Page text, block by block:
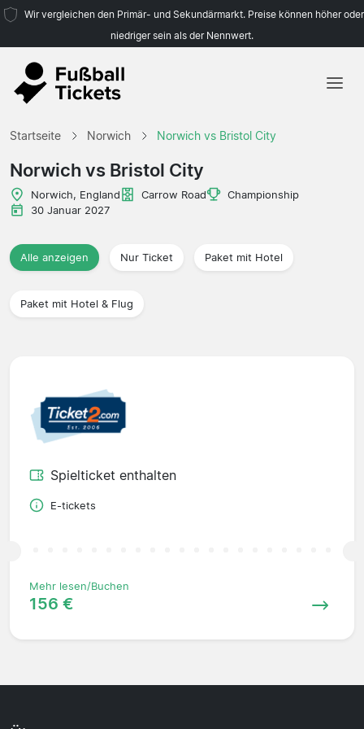
Wir vergleichen den Primär- und Sekundärmarkt. Preise können höher oder
niedriger sein als der Nennwert.
Ligen
Startseite Norwich Norwich vs Bristol City
Norwich vs Bristol City
Norwich, England Carrow Road
Championship
30 Januar 2027
Alle anzeigen Nur Ticket Paket mit Hotel
Paket mit Hotel & Flug
Spielticket enthalten
E-tickets
Mehr lesen/Buchen
156 €